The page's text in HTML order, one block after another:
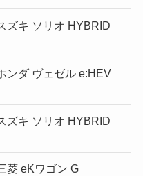
ズキ ソリオ HYBRID
ンダ ヴェゼル e:HEV
ズキ ソリオ HYBRID
菱 eKワゴン G